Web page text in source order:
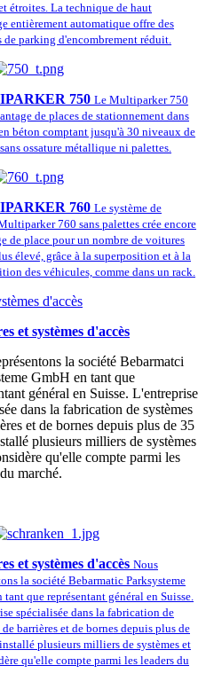
étroites. La technique de haut
entièrement automatique offre des
de parking d'encombrement réduit.
750 Le Multiparker 750
de places de stationnement dans
béton comptant jusqu'à 30 niveaux de
ossature métallique ni palettes.
760 Le système de
760 sans palettes crée encore
de place pour un nombre de voitures
élevé, grâce à la superposition et à la
des véhicules, comme dans un rack.
d'accès
et systèmes d'accès
la société Bebarmatci
GmbH en tant que
général en Suisse. L'entreprise
dans la fabrication de systèmes
et de bornes depuis plus de 35
plusieurs milliers de systèmes
qu'elle compte parmi les
marché.
et systèmes d'accès Nous
la société Bebarmatic Parksysteme
tant que représentant général en Suisse.
spécialisée dans la fabrication de
de barrières et de bornes depuis plus de
plusieurs milliers de systèmes et
qu'elle compte parmi les leaders du